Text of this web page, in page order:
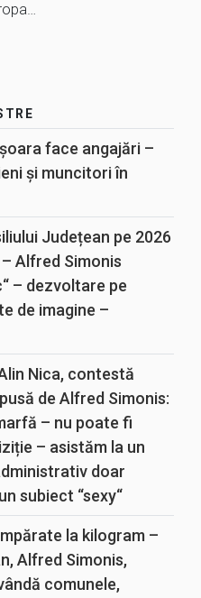
face angajări –
și muncitori în
Județean pe 2026
Alfred Simonis
– dezvoltare pe
de imagine –
Nica, contestă
de Alfred Simonis:
– nu poate fi
– asistăm la un
doar
subiect “sexy“
la kilogram –
Alfred Simonis,
comunele,